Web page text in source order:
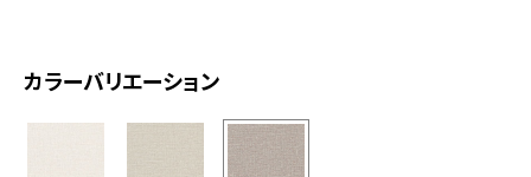
カラーバリエーション